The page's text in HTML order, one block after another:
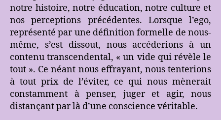
notre histoire, notre éducation, notre culture et
nos perceptions précédentes. Lorsque l’ego,
représenté par une définition formelle de nous-
même, s’est dissout, nous accéderions à un
contenu transcendental, « un vide qui révèle le
tout ». Ce néant nous effrayant, nous tenterions
à tout prix de l’éviter, ce qui nous mènerait
constamment à penser, juger et agir, nous
distançant par là d’une conscience véritable.